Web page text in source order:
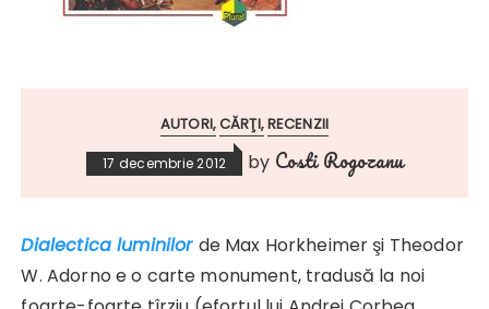
AUTORI CĂRŢI RECENZII
17 decembrie 2012 by Costi Rogozanu
Dialectica luminilor de Max Horkheimer şi Theodor
W. Adorno e o carte monument, tradusă la noi